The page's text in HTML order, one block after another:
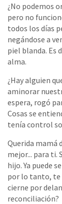
¿No podemos
pero no
todos los días
negándose a
piel blanda. Es
alma.
¿Hay alguien
aminorar
espera, rogó
Cosas se
tenía control
Querida mamá
mejor... para ti.
hijo. Ya puede
por lo tanto, te
cierne por
reconciliación?